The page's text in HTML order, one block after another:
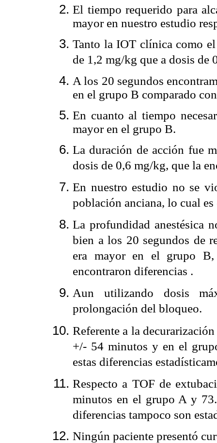
El tiempo requerido para
mayor en nuestro estudio
Tanto la IOT clínica como
de 1,2 mg/kg que a dosis de
A los 20 segundos
en el grupo B comparado
En cuanto al tiempo
mayor en el grupo B.
La duración de acción fue
dosis de 0,6 mg/kg, que la
En nuestro estudio no se
población anciana, lo cual
La profundidad anestésica
bien a los 20 segundos de
era mayor en el grupo
encontraron diferencias .
Aun utilizando dosis
prolongación del bloqueo.
Referente a la
+/- 54 minutos y en el
estas diferencias
Respecto a TOF de
minutos en el grupo A y
diferencias tampoco son
Ningún paciente presentó